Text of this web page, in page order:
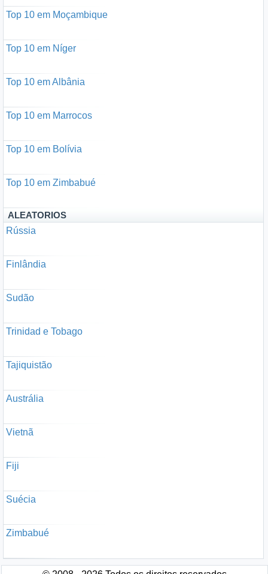
Top 10 em Moçambique
Top 10 em Níger
Top 10 em Albânia
Top 10 em Marrocos
Top 10 em Bolívia
Top 10 em Zimbabué
ALEATORIOS
Rússia
Finlândia
Sudão
Trinidad e Tobago
Tajiquistão
Austrália
Vietnã
Fiji
Suécia
Zimbabué